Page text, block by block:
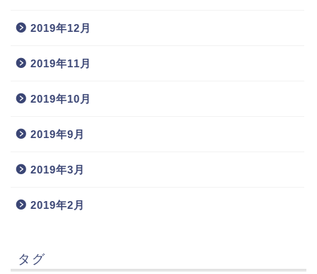
2019年12月
2019年11月
2019年10月
2019年9月
2019年3月
2019年2月
タグ